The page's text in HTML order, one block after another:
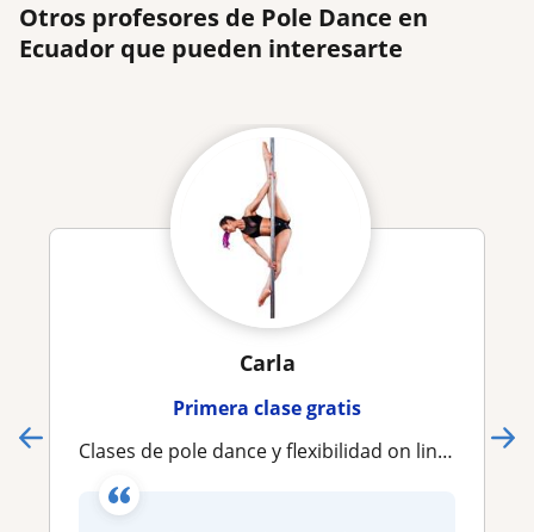
Otros profesores de Pole Dance en
Ecuador que pueden interesarte
Carla
Primera clase gratis
Clases de pole dance y flexibilidad on line. Planes de entrenamiento personalizado para pole dancers y para los que no lo son